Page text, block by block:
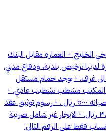
الخليج. - العمارة مقابل البنك
لديها ترخيص بلدية، ودفاع مدني.
غرف. - يوجد حمام مستقل
- المكتب مشطب تشطيب عادي. -
رسوم المياه السنوي ١،٠٠٠ ريال. - رسوم صيانه ٥٠٠٠ ريال . - رسوم توثيق عقد
الايجار ١،٠٠٠ ريال. - ضمان ضد الاضرار ٣،٠٠٠ ريال. - الايجار غير شامل ضريبة
فقط على الرقم التالي: